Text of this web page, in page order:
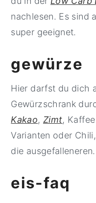
nachlesen. Es sind
super geeignet.
gewürze
Hier darfst du dich
Gewürzschrank
Kakao, Zimt,
Varianten oder
die
eis-faq